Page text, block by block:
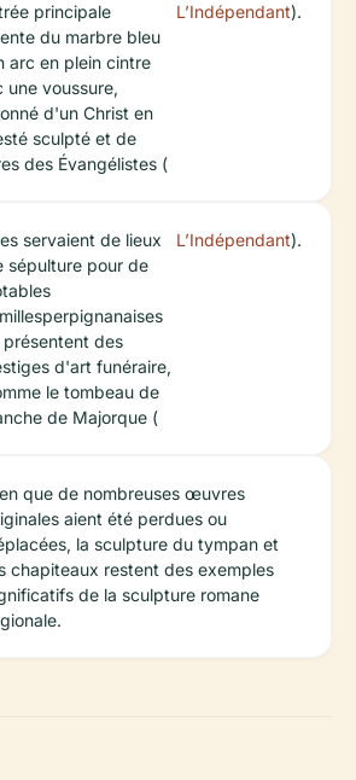
principale
du marbre bleu
arc en plein cintre
une voussure,
d'un Christ en
sculpté et de
des Évangélistes (
L’Indépendant).
servaient de lieux
sépulture pour de
des
d'art funéraire,
le tombeau de
de Majorque (
L’Indépendant).
que de nombreuses œuvres
aient été perdues ou
la sculpture du tympan et
chapiteaux restent des exemples
de la sculpture romane